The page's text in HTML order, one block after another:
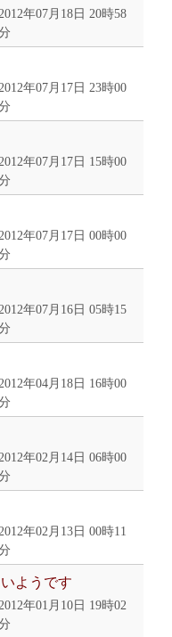
年07月18日 20時58
年07月17日 23時00
年07月17日 15時00
年07月17日 00時00
年07月16日 05時15
年04月18日 16時00
年02月14日 06時00
年02月13日 00時11
ようです
2012年01月10日 19時02